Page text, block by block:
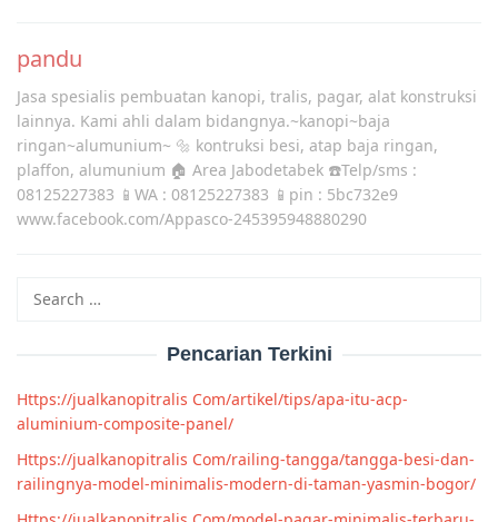
pandu
Jasa spesialis pembuatan kanopi, tralis, pagar, alat konstruksi
lainnya. Kami ahli dalam bidangnya.~kanopi~baja
ringan~alumunium~ 🔩 kontruksi besi, atap baja ringan,
plaffon, alumunium 🏠 Area Jabodetabek ☎️Telp/sms :
08125227383 📱WA : 08125227383 📱pin : 5bc732e9
www.facebook.com/Appasco-245395948880290
for:
Pencarian Terkini
Https://jualkanopitralis Com/artikel/tips/apa-itu-acp-
aluminium-composite-panel/
Https://jualkanopitralis Com/railing-tangga/tangga-besi-dan-
railingnya-model-minimalis-modern-di-taman-yasmin-bogor/